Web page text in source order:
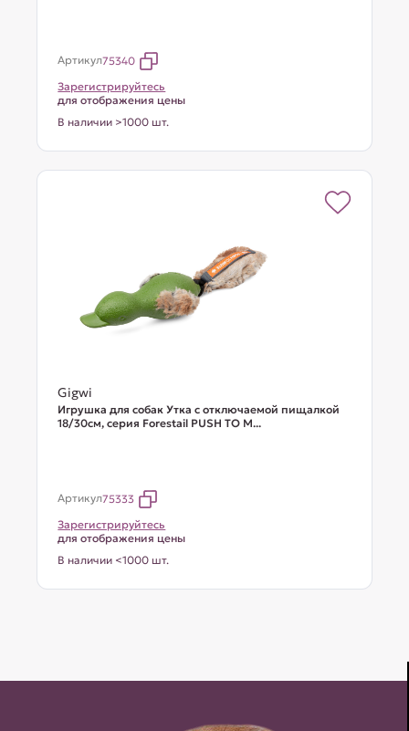
Артикул75340
Зарегистрируйтесь
для отображения цены
В наличии >1000 шт.
Gigwi
Игрушка для собак Утка с отключаемой пищалкой
18/30см, серия Forestail PUSH TO M...
Артикул75333
Зарегистрируйтесь
для отображения цены
В наличии <1000 шт.